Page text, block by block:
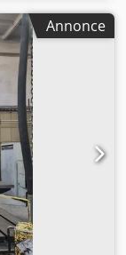
Annonce